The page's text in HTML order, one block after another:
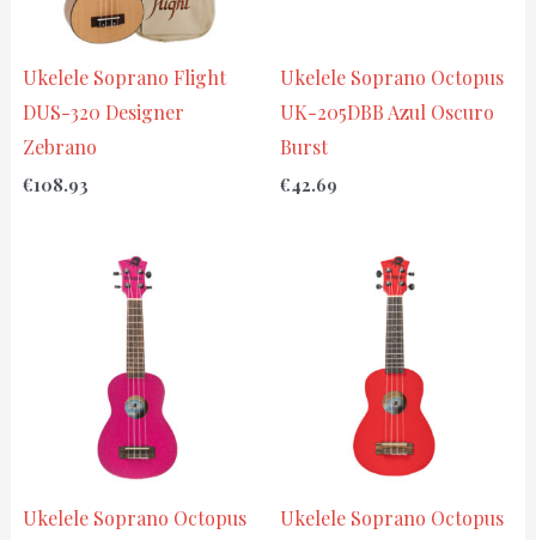
Ukelele Soprano Flight
DUS-320 Designer
Zebrano
€108.93
Ukelele Soprano Octopus
UK-205DBB Azul Oscuro
Burst
€42.69
Ukelele Soprano Octopus Ukelele Soprano Octopus